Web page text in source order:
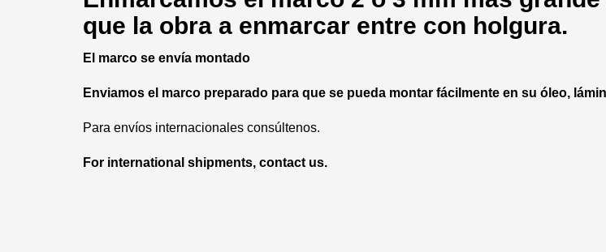
que la obra a enmarcar entre con holgura.
El marco se envía montado
Enviamos el marco preparado para que se pueda montar fácilmente en su óleo,
Para envíos internacionales consúltenos.
For international shipments, contact us.